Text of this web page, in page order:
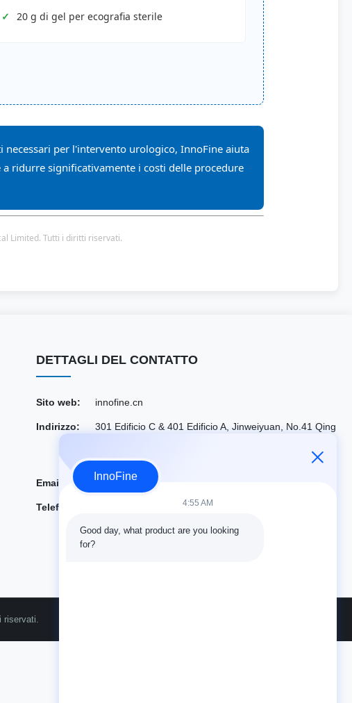
20 g di gel per ecografia sterile
per l'intervento urologico, InnoFine aiuta
ridurre significativamente i costi delle procedure
Limited. Tutti i diritti riservati.
DETTAGLI DEL CONTATTO
Sito web: innofine.cn
Indirizzo:
301 Edificio C & 401 Edificio A, Jinweiyuan, No.41 Qing
di Pingshan, 518118 Shenzhen, Cina
Email: sales@innofine.cn
Telefono:
InnoFine
4:55 AM
Good day, what product are you looking
for?